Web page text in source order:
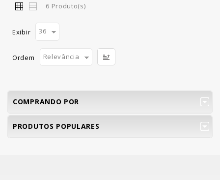
6 Produto(s)
Exibir 36
Ordem Relevância
COMPRANDO POR
PRODUTOS POPULARES